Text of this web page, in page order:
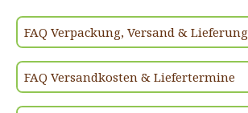
FAQ Verpackung, Versand & Lieferung
FAQ Versandkosten & Liefertermine